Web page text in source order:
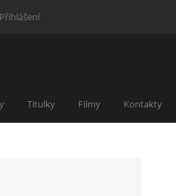
Přihlášení
Titulky Filmy Kontakty